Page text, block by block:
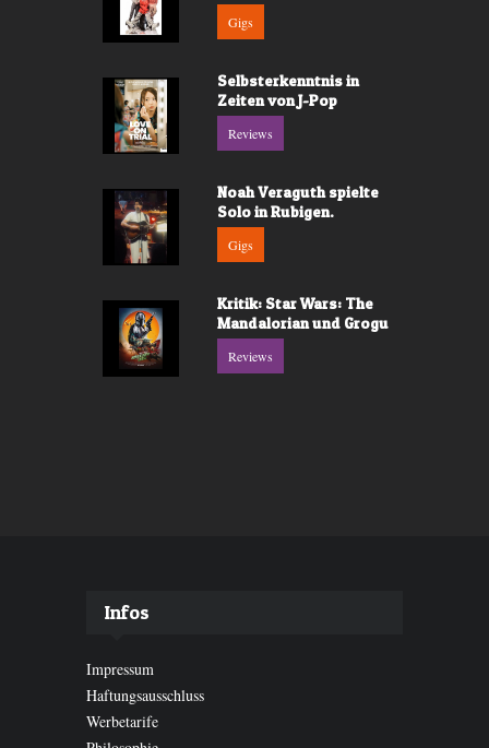
Gigs
Selbsterkenntnis in
Zeiten von J-Pop
Reviews
Noah Veraguth spielte
Solo in Rubigen.
Gigs
Kritik: Star Wars: The
Mandalorian und Grogu
Reviews
Infos
Impressum
Haftungsausschluss
Werbetarife